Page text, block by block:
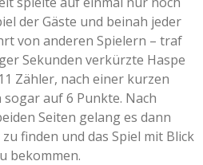
der Gäste und beinah jeder
von anderen Spielern – traf
Sekunden verkürzte Haspe
Zähler, nach einer kurzen
auf 6 Punkte. Nach
Seiten gelang es dann
finden und das Spiel mit Blick
bekommen.